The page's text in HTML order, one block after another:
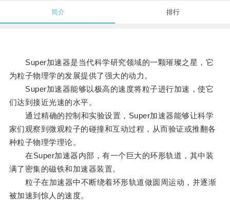
简介 排行
Super加速器是当代科学研究领域的一颗璀璨之星，它
为粒子物理学的发展提供了强大的动力。
Super加速器能够以极高的速度将粒子进行加速，使它
们达到接近光速的水平。
通过精确的控制和实验设置，Super加速器能够让科学
家们观察到微观粒子的碰撞和互动过程，从而验证或推翻各
种粒子物理学理论。
在Super加速器内部，有一个巨大的环形轨道，其中装
满了密集的磁铁和加速器装置。
粒子在加速器中不断绕着环形轨道做圆周运动，并逐渐
被加速到惊人的速度。